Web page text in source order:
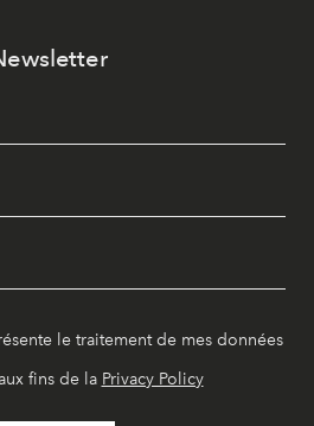
le traitement de mes données
fins de la Privacy Policy